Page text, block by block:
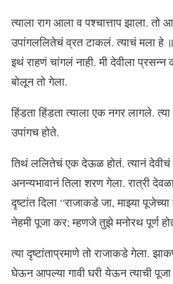
त्याला राग आला व पश्चात्ताप झाला. तो
उपांगललितेचं व्रत टाकलं. त्याचं मला
इथं राहणं चांगलं नाही. मी देवीला
बोलून तो गेला.
हिंडता हिंडता त्याला एक नगर लागले.
उपांगच होते.
तिथं ललितेचं एक देऊळ होतं. त्यानं
अनन्यभावानं तिला शरण गेला. रात्री
दृष्टांत दिला “राजाकडे जा, माझ्या
नेहमी पूजा कर; म्हणजे तुझे मनोरथ पूर्ण
त्या दृष्टांताप्रमाणे तो राजाकडे गेला.
घेऊन आपल्या गावी घरी येऊन त्याची